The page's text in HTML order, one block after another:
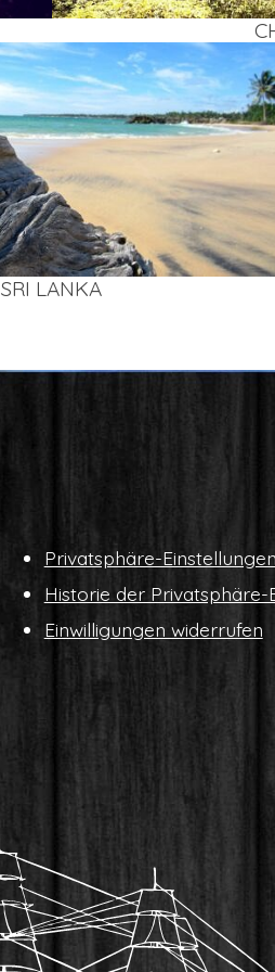
SRI LAN­KA
Pri­vat­sphä­re-
His­to­rie der Privatsphäre-
Ein­wil­li­gun­gen widerrufen